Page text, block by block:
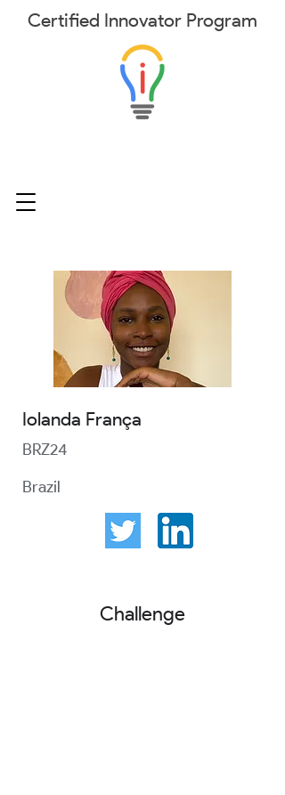
Certified Innovator Program
Iolanda França
BRZ24
Brazil
Challenge